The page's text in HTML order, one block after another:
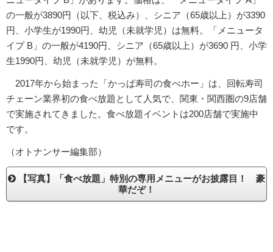
の一般が3890円（以下、税込み）、シニア（65歳以上）が3390
円、小学生が1990円、幼児（未就学児）は無料。「メニュータ
イプ B」の一般が4190円、シニア（65歳以上）が3690 円、小学
生1990円、幼児（未就学児）が無料。
2017年から始まった「かっぱ寿司の食べホー」は、回転寿司
チェーン業界初の食べ放題として人気で、関東・関西圏の9店舗
で実施されてきました。食べ放題イベントは200店舗で実施中
です。
（オトナンサー編集部）
【写真】「食べ放題」特別の専用メニューがお披露目！ 豪
華だぞ！